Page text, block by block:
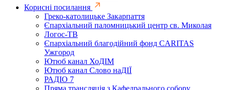
Корисні посилання
Греко-католицьке Закарпаття
Єпархіальний паломницький центр св. Миколая
Логос-ТВ
Єпархіальний благодійний фонд CARITAS
Ужгород
Ютюб канал ХоДІМ
Ютюб канал Слово наДІЇ
РАДІО 7
Пряма трансляція з Кафедрального собору